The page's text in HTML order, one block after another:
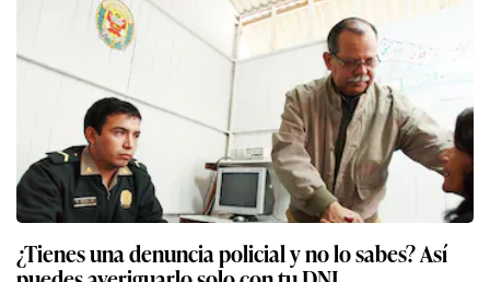
¿Tienes una denuncia policial y no lo sabes? Así